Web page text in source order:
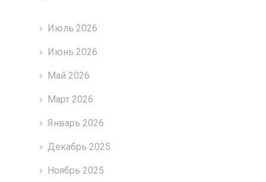
Июль 2026
Июнь 2026
Май 2026
Март 2026
Январь 2026
Декабрь 2025
Ноябрь 2025